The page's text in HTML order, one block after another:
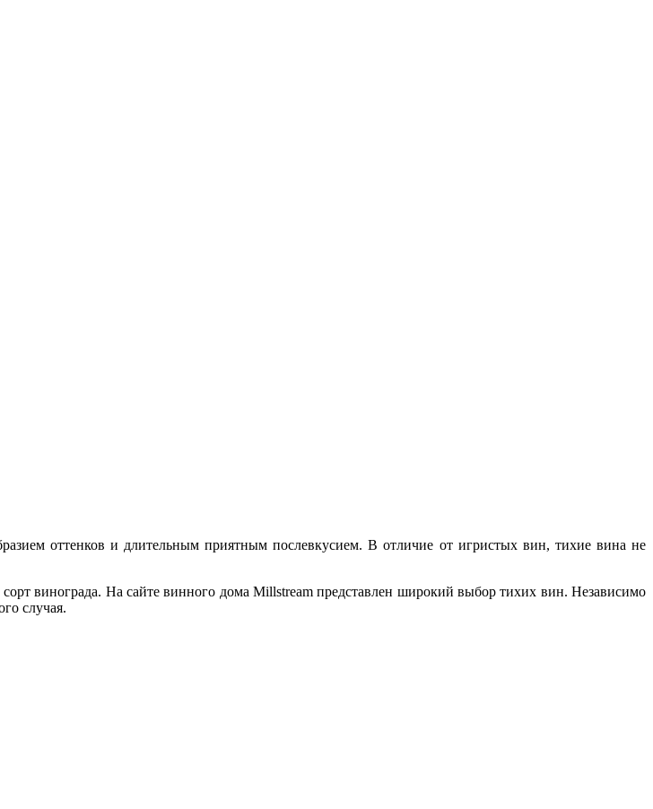
оттенков и длительным приятным послевкусием. В отличие от игристых вин, тихие вина не
винограда. На сайте винного дома Millstream представлен широкий выбор тихих вин. Независимо
случая.